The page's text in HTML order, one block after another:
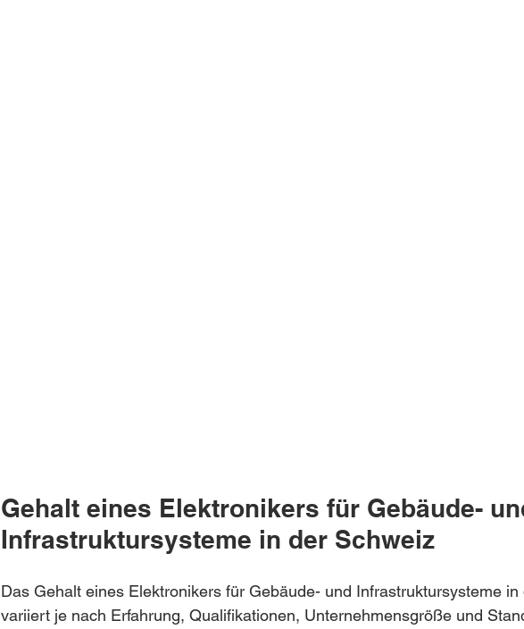
Gehalt eines Elektronikers für Gebäude-
Infrastruktursysteme in der Schweiz
Das Gehalt eines Elektronikers für Gebäude- und Infrastruktursysteme in
variiert je nach Erfahrung, Qualifikationen, Unternehmensgröße und